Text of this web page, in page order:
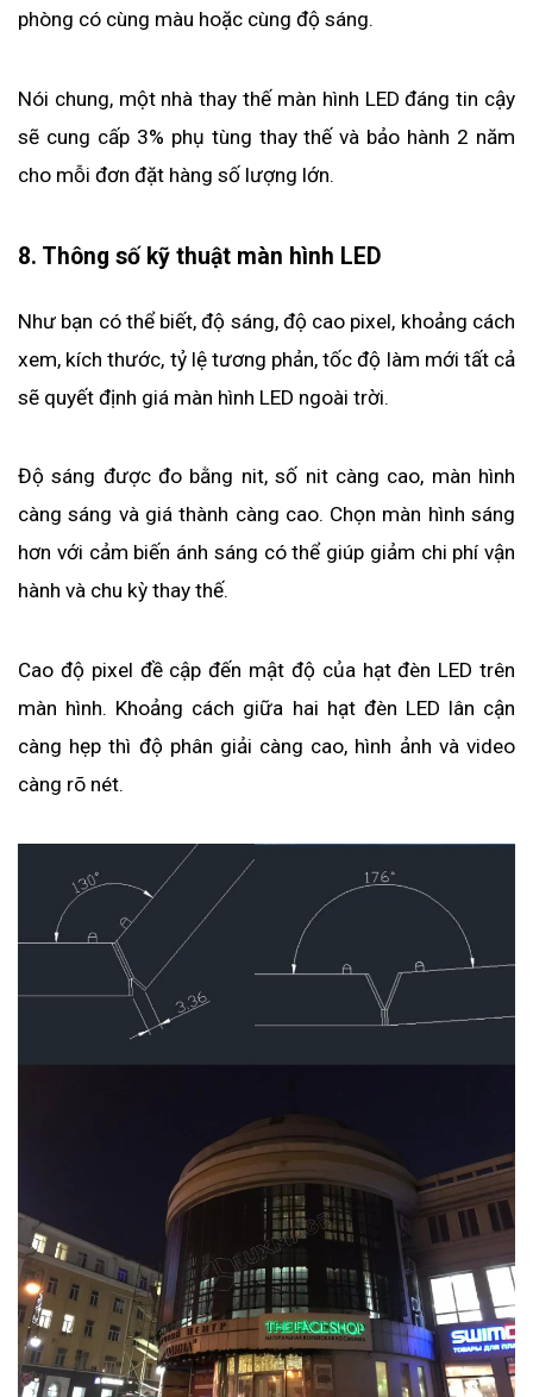
phòng có cùng màu hoặc cùng độ sáng.
Nói chung, một nhà thay thế màn hình LED đáng tin cậy
sẽ cung cấp 3% phụ tùng thay thế và bảo hành 2 năm
cho mỗi đơn đặt hàng số lượng lớn.
8. Thông số kỹ thuật màn hình LED
Như bạn có thể biết, độ sáng, độ cao pixel, khoảng cách
xem, kích thước, tỷ lệ tương phản, tốc độ làm mới tất cả
sẽ quyết định giá màn hình LED ngoài trời.
Độ sáng được đo bằng nit, số nit càng cao, màn hình
càng sáng và giá thành càng cao. Chọn màn hình sáng
hơn với cảm biến ánh sáng có thể giúp giảm chi phí vận
hành và chu kỳ thay thế.
Cao độ pixel đề cập đến mật độ của hạt đèn LED trên
màn hình. Khoảng cách giữa hai hạt đèn LED lân cận
càng hẹp thì độ phân giải càng cao, hình ảnh và video
càng rõ nét.